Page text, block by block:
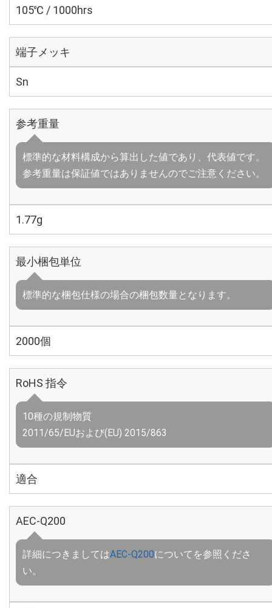
105℃ / 1000hrs
端子メッキ
Sn
参考重量
標準的な材料構成から算出した値であり、代表値です。
参考重量は保証値ではありませんのでご注意ください。
1.77g
最小梱包単位
標準的な梱包仕様の場合の梱包数量となります。
2000個
RoHS 指令
10種の規制物質
2011/65/EUおよび(EU) 2015/863
適合
AEC-Q200
詳細につきましてはAEC-Q200についてを参照くださ
い。